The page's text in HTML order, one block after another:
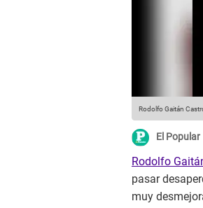
Rodolfo Gaitán
El Popular
Rodolfo
pasar
muy